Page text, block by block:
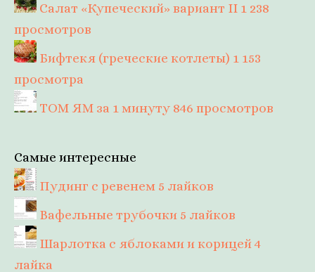
Салат «Купеческий» вариант II 1 238
просмотров
Бифтекя (греческие котлеты) 1 153
просмотра
ТОМ ЯМ за 1 минуту 846 просмотров
Самые интересные
Пудинг с ревенем 5 лайков
Вафельные трубочки 5 лайков
Шарлотка с яблоками и корицей4
лайка